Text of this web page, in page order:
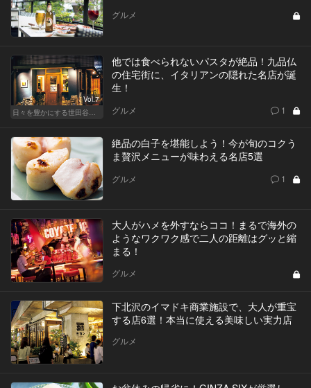
グルメ
Vol.7
他では食べられないパスタが絶品！九品仏
の住宅街に、イタリアンの隠れた名店が誕
生！
グルメ 1
絶品の白子を堪能しよう！今が旬のコクう
ま贅沢メニューが味わえる名店5選
グルメ 1
大人がハメを外すならココ！まるで海外の
ようなワクワク感で二人の距離はグッと縮
まる！
グルメ
下北沢のイマドキ商業施設で、大人が重宝
する店6選！本当に使える美味しい実力店
グルメ